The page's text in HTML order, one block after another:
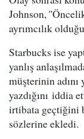
Johnson,
ayrımcılık
Starbucks ise
yanlış
müşterinin adını
yazdığını iddia
irtibata geçtiğini
sözlerine ekledi.